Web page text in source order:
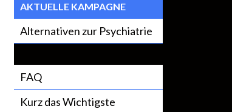
AKTUELLE KAMPAGNE
Alternativen zur Psychiatrie
FAQ
Kurz das Wichtigste